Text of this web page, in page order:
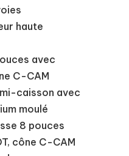
haute
avec
C-CAM
caisson avec
moulé
8 pouces
cône C-CAM